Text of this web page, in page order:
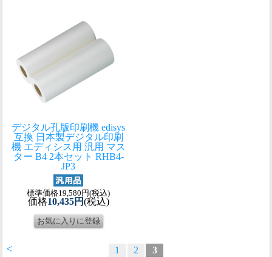
デジタル孔版印刷機 edisys
互換 日本製デジタル印刷
機 エディシス用 汎用 マス
ター B4 2本セット RHB4-
JP3
標準価格19,580円(税込)
価格10,435円(税込)
< 1 2 3